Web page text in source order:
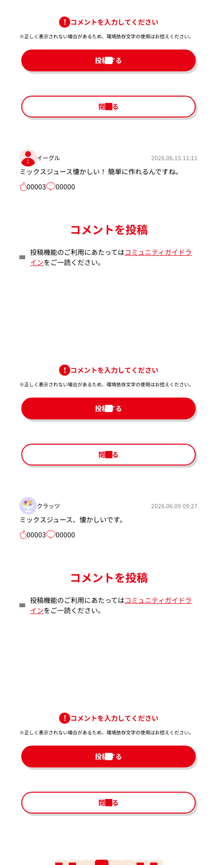
コメントを入力してください
※正しく表示されない場合があるため、環境依存文字の使用はお控えください。​
投稿する
閉じる
イーグル 2026.06.15 11:11
ミックスジュース懐かしい！ 簡単に作れるんですね。
00003
00000
コメントを投稿
投稿機能のご利用にあたってはコミュニティガイドラ
インをご一読ください。
コメントを入力してください
※正しく表示されない場合があるため、環境依存文字の使用はお控えください。​
投稿する
閉じる
クラッツ 2026.06.09 09:27
ミックスジュース、懐かしいです。
00003
00000
コメントを投稿
投稿機能のご利用にあたってはコミュニティガイドラ
インをご一読ください。
コメントを入力してください
※正しく表示されない場合があるため、環境依存文字の使用はお控えください。​
投稿する
閉じる